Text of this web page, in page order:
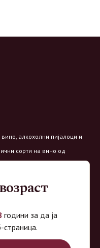
алкохолни пијалоци и
сорти на вино од
и 150 различни
години за да ја
страница.